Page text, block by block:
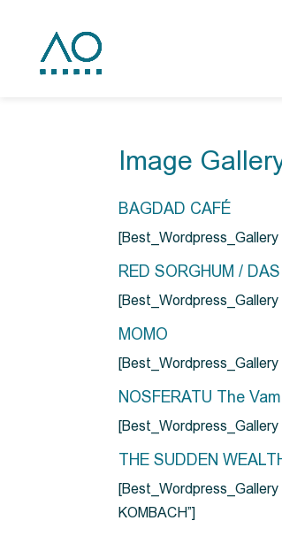
Image
BAGDAD CAFÉ
RED SORGHUM /
MOMO
[Best_Wordpress_Gallery
NOSFERATU The
[Best_Wordpress_Gallery
THE SUDDEN
KOMBACH”]